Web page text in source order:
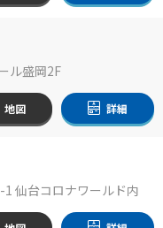
ル盛岡2F
地図 詳細
仙台コロナワールド内